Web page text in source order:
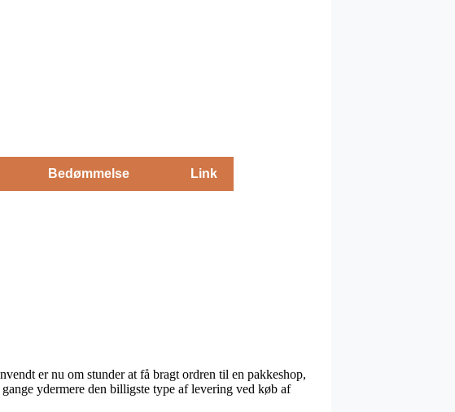
Bedømmelse Link
er nu om stunder at få bragt ordren til en pakkeshop,
ydermere den billigste type af levering ved køb af